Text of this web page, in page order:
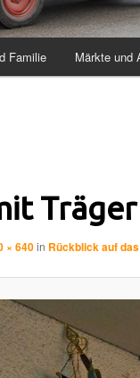
Familie Märkte und
× 640in Rückblick auf